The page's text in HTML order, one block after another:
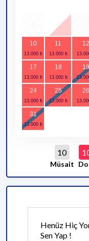
4
10 11 12
17 18 19
24 25 26
31
10
Müsait
Henüz Hiç
Sen Yap !